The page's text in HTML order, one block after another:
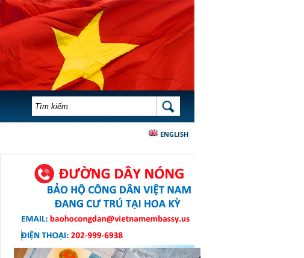
BIỂU MẪU TÌM KIẾM TÌM KIẾM
ENGLISH